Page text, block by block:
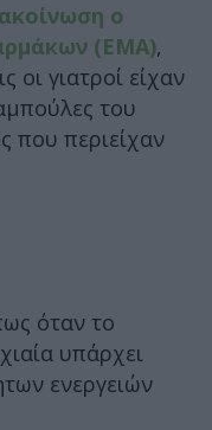
ο
(EMA),
οι γιατροί είχαν
του
που περιείχαν
όταν το
υπάρχει
ενεργειών